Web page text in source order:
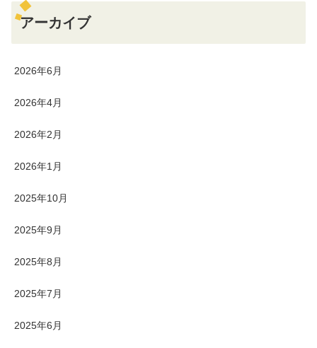
アーカイブ
2026年6月
2026年4月
2026年2月
2026年1月
2025年10月
2025年9月
2025年8月
2025年7月
2025年6月